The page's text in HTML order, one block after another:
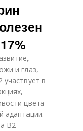
и глаз,
в
цвета
адаптации.
В2